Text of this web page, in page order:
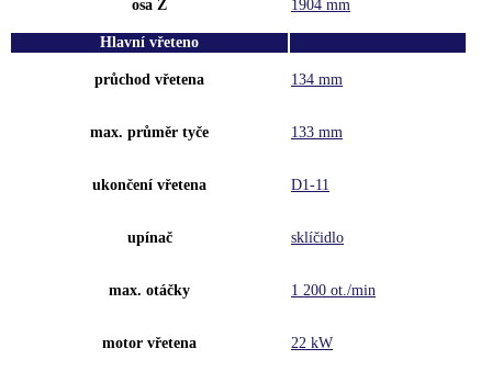
osa Z 1904 mm
Hlavní vřeteno
průchod vřetena 134 mm
max. průměr tyče 133 mm
ukončení vřetena D1-11
upínač sklíčidlo
max. otáčky 1 200 ot./min
motor vřetena 22 kW